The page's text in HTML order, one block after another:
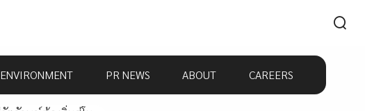
ENVIRONMENT PR NEWS ABOUT CAREERS